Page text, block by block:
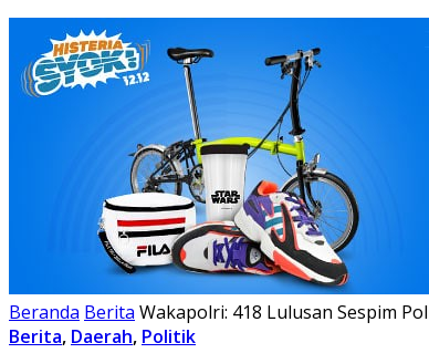
Beranda Berita Wakapolri: 418 Lulusan Sespim
Berita, Daerah, Politik